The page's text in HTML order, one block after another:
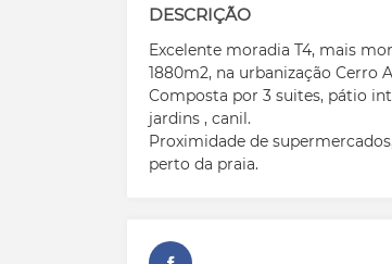
DESCRIÇÃO
Excelente moradia T4, mais
1880m2, na urbanização Cerro
Composta por 3 suites, pátio
jardins , canil.
Proximidade de
perto da praia.